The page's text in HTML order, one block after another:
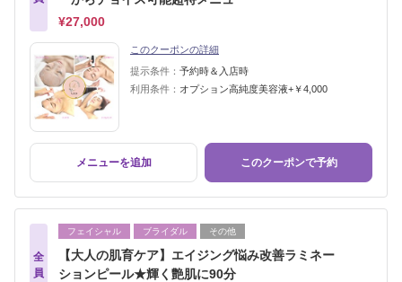
¥27,000
このクーポンの詳細
提示条件： 予約時＆入店時
利用条件： オプション高純度美容液+￥4,000
メニューを追加 このクーポンで予約
全
員
フェイシャル ブライダル その他
【大人の肌育ケア】エイジング悩み改善ラミネー
ションピール★輝く艶肌に90分